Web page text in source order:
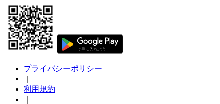
プライバシーポリシー
利用規約